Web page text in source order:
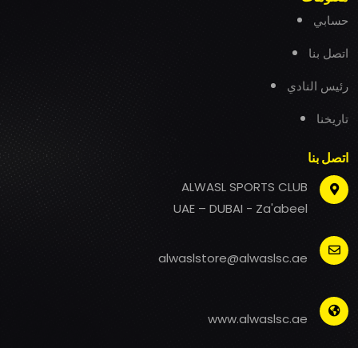
حسابي
اتصل بنا
رئيس النادي
تاريخنا
اتصل بنا
ALWASL SPORTS CLUB
UAE – DUBAI - Za'abeel
alwaslstore@alwaslsc.ae
www.alwaslsc.ae